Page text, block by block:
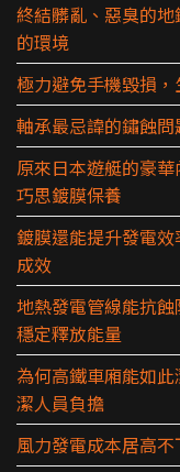
終結髒亂、惡臭的
的環境
極力避免手機毀損
軸承最忌諱的鏽蝕
原來日本遊艇的豪
巧思鍍膜保養
鍍膜還能提升發電
成效
地熱發電管線能抗
穩定釋放能量
為何高鐵車廂能如
潔人員負擔
風力發電成本居高